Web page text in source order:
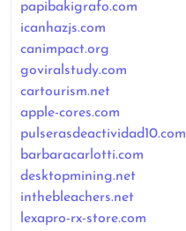
papibakigrafo.com
icanhazjs.com
canimpact.org
goviralstudy.com
cartourism.net
apple-cores.com
pulserasdeactividad10.com
barbaracarlotti.com
desktopmining.net
inthebleachers.net
lexapro-rx-store.com